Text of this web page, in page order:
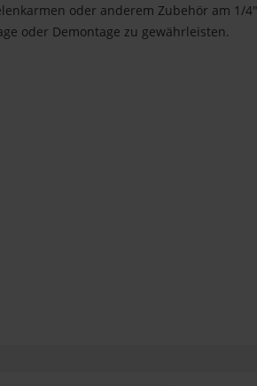
oder anderem Zubehör am 1/
oder Demontage zu gewährleisten.